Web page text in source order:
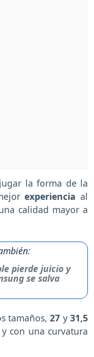
la forma de la
experiencia al
calidad mayor a
pierde juicio y
se salva
tamaños,27 y31,5
y con una curvatura